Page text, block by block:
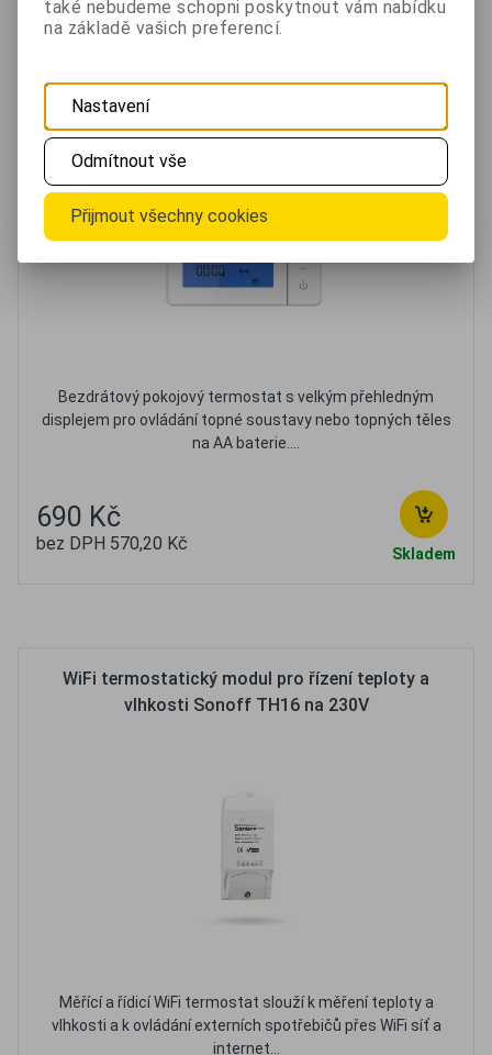
Oblíbené Porovnat
Bezdrátový pokojový termostat s velkým přehledným
displejem pro ovládání topné soustavy nebo topných těles
na AA baterie....
690 Kč
bez DPH 570,20 Kč Skladem
WiFi termostatický modul pro řízení teploty a
vlhkosti Sonoff TH16 na 230V
Měřící a řídicí WiFi termostat slouží k měření teploty a
vlhkosti a k ovládání externích spotřebičů přes WiFi síť a
internet...
také nebudeme schopni poskytnout vám nabídku
na základě vašich preferencí.
Nastavení
Odmítnout vše
Přijmout všechny cookies